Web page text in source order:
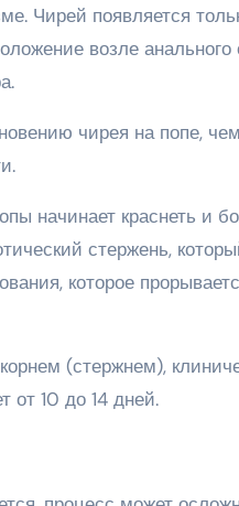
Чирей появляется
возле
чирея на попе,
начинает краснеть и
стержень,
которое
(стержнем),
от 10 до 14 дней.